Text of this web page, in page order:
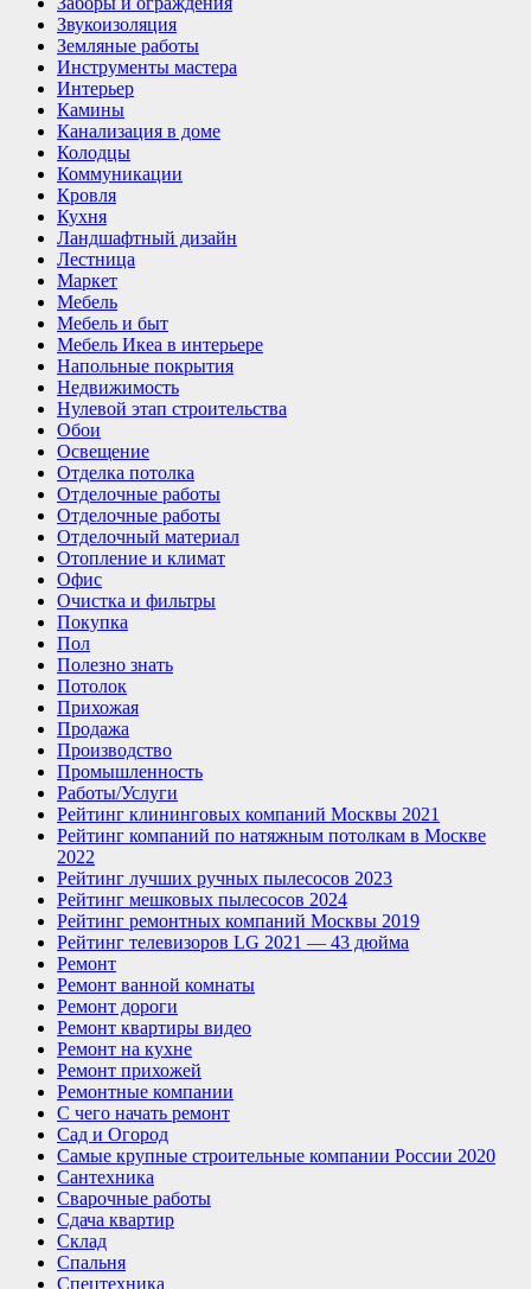
Звукоизоляция
Земляные работы
Инструменты мастера
Интерьер
Камины
Канализация в доме
Колодцы
Коммуникации
Кровля
Кухня
Ландшафтный дизайн
Лестница
Маркет
Мебель
Мебель и быт
Мебель Икеа в интерьере
Напольные покрытия
Недвижимость
Нулевой этап строительства
Обои
Освещение
Отделка потолка
Отделочные работы
Отделочные работы
Отделочный материал
Отопление и климат
Офис
Очистка и фильтры
Покупка
Пол
Полезно знать
Потолок
Прихожая
Продажа
Производство
Промышленность
Работы/Услуги
Рейтинг клининговых компаний Москвы 2021
Рейтинг компаний по натяжным потолкам в Москве
2022
Рейтинг лучших ручных пылесосов 2023
Рейтинг мешковых пылесосов 2024
Рейтинг ремонтных компаний Москвы 2019
Рейтинг телевизоров LG 2021 — 43 дюйма
Ремонт
Ремонт ванной комнаты
Ремонт дороги
Ремонт квартиры видео
Ремонт на кухне
Ремонт прихожей
Ремонтные компании
С чего начать ремонт
Сад и Огород
Самые крупные строительные компании России 2020
Сантехника
Сварочные работы
Сдача квартир
Склад
Спальня
Спецтехника